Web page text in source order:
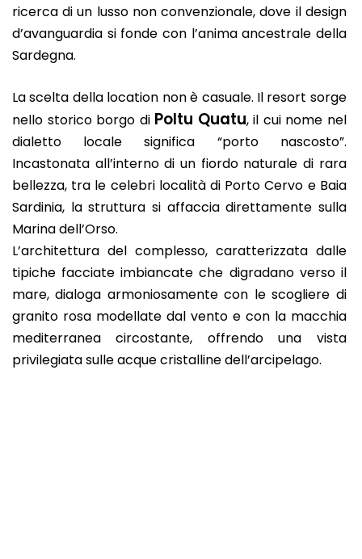
ricerca di un lusso non convenzionale, dove il design
d’avanguardia si fonde con l’anima ancestrale della
Sardegna.
La scelta della location non è casuale. Il resort sorge
nello storico borgo diPoltu Quatu, il cui nome nel
dialetto locale significa “porto nascosto”.
Incastonata all’interno di un fiordo naturale di rara
bellezza, tra le celebri località di Porto Cervo e Baia
Sardinia, la struttura si affaccia direttamente sulla
Marina dell’Orso.
L’architettura del complesso, caratterizzata dalle
tipiche facciate imbiancate che digradano verso il
mare, dialoga armoniosamente con le scogliere di
granito rosa modellate dal vento e con la macchia
mediterranea circostante, offrendo una vista
privilegiata sulle acque cristalline dell’arcipelago.